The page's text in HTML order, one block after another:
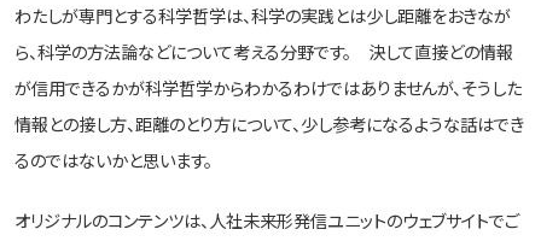
わたしが専門とする科学哲学は、科学の実践とは少し距離をおきなが
ら、科学の方法論などについて考える分野です。 決して直接どの情報
が信用できるかが科学哲学からわかるわけではありませんが、そうした
情報との接し方、距離のとり方について、少し参考になるような話はでき
るのではないかと思います。
オリジナルのコンテンツは、人社未来形発信ユニットのウェブサイトでご